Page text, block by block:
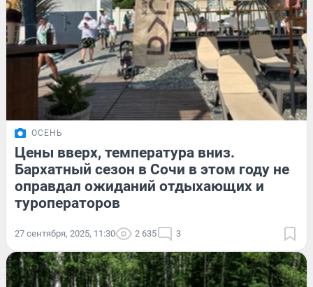
ОСЕНЬ
Цены вверх, температура вниз.
Бархатный сезон в Сочи в этом году не
оправдал ожиданий отдыхающих и
туроператоров
27 сентября, 2025, 11:30 2 635 3